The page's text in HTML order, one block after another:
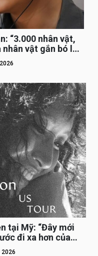
“3.000 nhân vật,
vật gắn bó lâu
tại Mỹ: “Đây mới
đi xa hơn của